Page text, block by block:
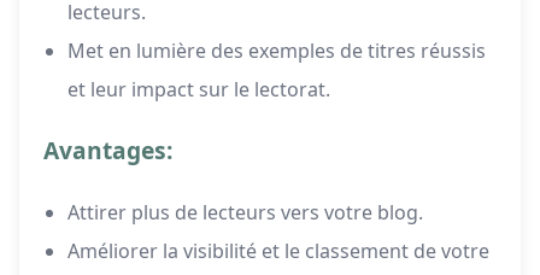
lecteurs.
Met en lumière des exemples de titres réussis
et leur impact sur le lectorat.
Avantages:
Attirer plus de lecteurs vers votre blog.
Améliorer la visibilité et le classement de votre